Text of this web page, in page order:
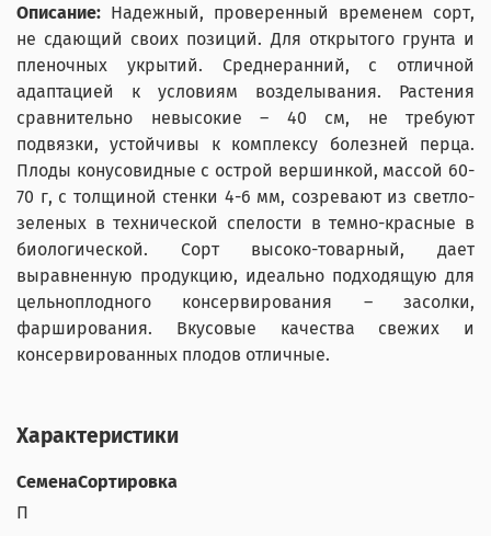
Описание: Надежный, проверенный временем сорт,
не сдающий своих позиций. Для открытого грунта и
пленочных укрытий. Среднеранний, с отличной
адаптацией к условиям возделывания. Растения
сравнительно невысокие – 40 см, не требуют
подвязки, устойчивы к комплексу болезней перца.
Плоды конусовидные с острой вершинкой, массой 60-
70 г, с толщиной стенки 4-6 мм, созревают из светло-
зеленых в технической спелости в темно-красные в
биологической. Сорт высоко-товарный, дает
выравненную продукцию, идеально подходящую для
цельноплодного консервирования – засолки,
фарширования. Вкусовые качества свежих и
консервированных плодов отличные.
Характеристики
СеменаСортировка
П